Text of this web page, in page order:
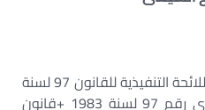
+قانون 97 لسنة 1983 pdf +اللائحة التنفيذية للقانون 97 لسنة
1983 +قانون التحكيم الإجبارى رقم 97 لسنة 1983 +قانون